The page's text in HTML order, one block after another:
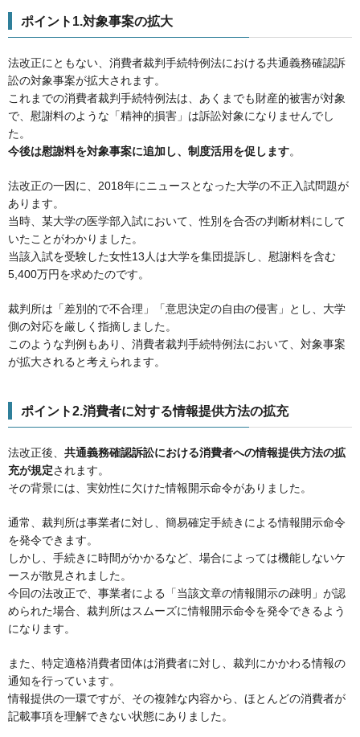
ポイント1.対象事案の拡大
法改正にともない、消費者裁判手続特例法における共通義務確認訴
訟の対象事案が拡大されます。
これまでの消費者裁判手続特例法は、あくまでも財産的被害が対象
で、慰謝料のような「精神的損害」は訴訟対象になりませんでし
た。
今後は慰謝料を対象事案に追加し、制度活用を促します。
法改正の一因に、2018年にニュースとなった大学の不正入試問題が
あります。
当時、某大学の医学部入試において、性別を合否の判断材料にして
いたことがわかりました。
当該入試を受験した女性13人は大学を集団提訴し、慰謝料を含む
5,400万円を求めたのです。
裁判所は「差別的で不合理」「意思決定の自由の侵害」とし、大学
側の対応を厳しく指摘しました。
このような判例もあり、消費者裁判手続特例法において、対象事案
が拡大されると考えられます。
ポイント2.消費者に対する情報提供方法の拡充
法改正後、 共通義務確認訴訟における消費者への情報提供方法の拡
充が規定されます。
その背景には、実効性に欠けた情報開示命令がありました。
通常、裁判所は事業者に対し、簡易確定手続きによる情報開示命令
を発令できます。
しかし、手続きに時間がかかるなど、場合によっては機能しないケ
ースが散見されました。
今回の法改正で、事業者による「当該文章の情報開示の疎明」が認
められた場合、裁判所はスムーズに情報開示命令を発令できるよう
になります。
また、特定適格消費者団体は消費者に対し、裁判にかかわる情報の
通知を行っています。
情報提供の一環ですが、その複雑な内容から、ほとんどの消費者が
記載事項を理解できない状態にありました。